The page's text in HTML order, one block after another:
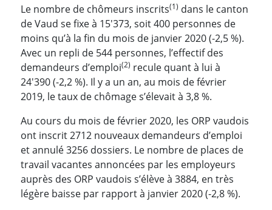
Le nombre de chômeurs inscrits(1) dans le canton
de Vaud se fixe à 15'373, soit 400 personnes de
moins qu’à la fin du mois de janvier 2020 (-2,5 %).
Avec un repli de 544 personnes, l’effectif des
demandeurs d’emploi(2) recule quant à lui à
24'390 (-2,2 %). Il y a un an, au mois de février
2019, le taux de chômage s’élevait à 3,8 %.
Au cours du mois de février 2020, les ORP vaudois
ont inscrit 2712 nouveaux demandeurs d’emploi
et annulé 3256 dossiers. Le nombre de places de
travail vacantes annoncées par les employeurs
auprès des ORP vaudois s’élève à 3884, en très
légère baisse par rapport à janvier 2020 (-2,8 %).